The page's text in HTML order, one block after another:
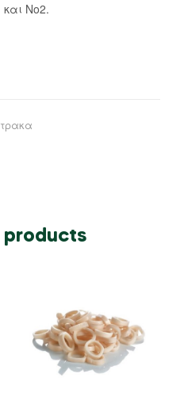
Νο2.
products